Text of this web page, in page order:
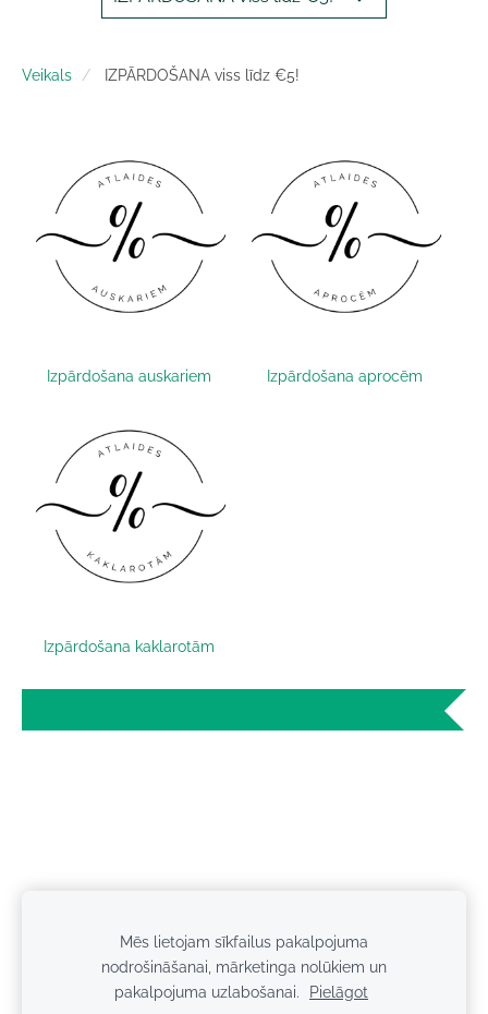
Veikals IZPĀRDOŠANA viss līdz €5!
Izpārdošana auskariem Izpārdošana aprocēm
Izpārdošana kaklarotām
Sīkdatnes
Mēs lietojam sīkfailus pakalpojuma
nodrošināšanai, mārketinga nolūkiem un
pakalpojuma uzlabošanai.
Pielāgot